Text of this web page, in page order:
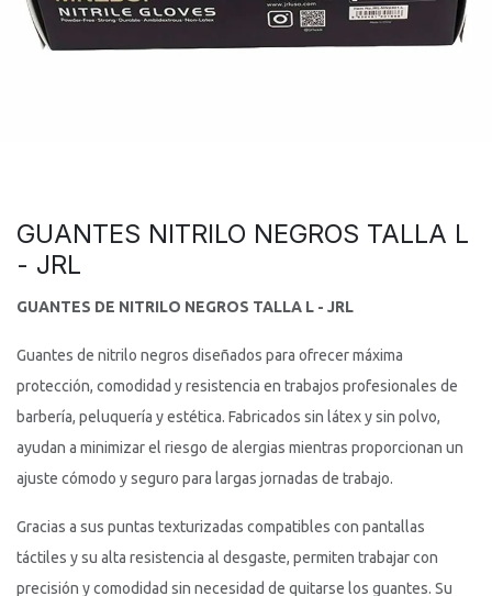
GUANTES NITRILO NEGROS TALLA L
- JRL
GUANTES DE NITRILO NEGROS TALLA L - JRL
Guantes de nitrilo negros diseñados para ofrecer máxima
protección, comodidad y resistencia en trabajos profesionales de
barbería, peluquería y estética. Fabricados sin látex y sin polvo,
ayudan a minimizar el riesgo de alergias mientras proporcionan un
ajuste cómodo y seguro para largas jornadas de trabajo.
Gracias a sus puntas texturizadas compatibles con pantallas
táctiles y su alta resistencia al desgaste, permiten trabajar con
precisión y comodidad sin necesidad de quitarse los guantes. Su